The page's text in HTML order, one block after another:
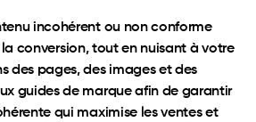
incohérent ou non conforme
conversion, tout en nuisant à votre
des pages, des images et des
guides de marque afin de garantir
qui maximise les ventes et